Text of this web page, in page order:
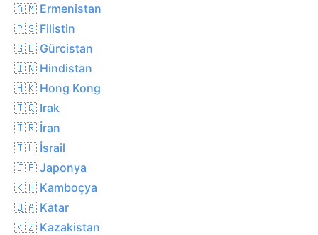
🇦🇲 Ermenistan
🇵🇸 Filistin
🇬🇪 Gürcistan
🇮🇳 Hindistan
🇭🇰 Hong Kong
🇮🇶 Irak
🇮🇷 İran
🇮🇱 İsrail
🇯🇵 Japonya
🇰🇭 Kamboçya
🇶🇦 Katar
🇰🇿 Kazakistan